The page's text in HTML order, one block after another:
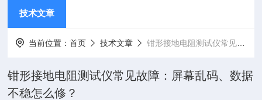
技术文章
当前位置：首页 技术文章 钳形接地电阻测试仪常见故障：屏幕乱码、数据不稳怎么修？
钳形接地电阻测试仪常见故障：屏幕乱码、数据
不稳怎么修？